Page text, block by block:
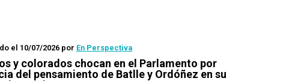
el 10/07/2026 por En Perspectiva
y colorados chocan en el Parlamento por
del pensamiento de Batlle y Ordóñez en su